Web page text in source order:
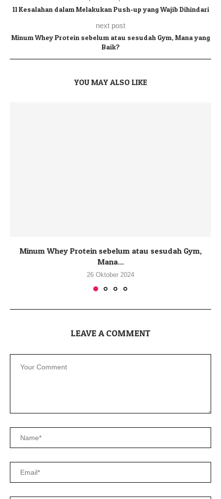
11 Kesalahan dalam Melakukan Push-up yang Wajib Dihindari
next post
Minum Whey Protein sebelum atau sesudah Gym, Mana yang
Baik?
YOU MAY ALSO LIKE
Minum Whey Protein sebelum atau sesudah Gym,
Mana...
26 Oktober 2024
LEAVE A COMMENT